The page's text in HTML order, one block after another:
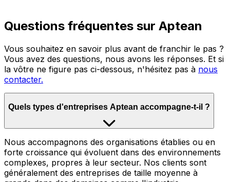
Questions fréquentes sur Aptean
Vous souhaitez en savoir plus avant de franchir le pas ?
Vous avez des questions, nous avons les réponses. Et si
la vôtre ne figure pas ci-dessous, n'hésitez pas à nous
contacter.
Quels types d'entreprises Aptean accompagne-t-il ?
Nous accompagnons des organisations établies ou en
forte croissance qui évoluent dans des environnements
complexes, propres à leur secteur. Nos clients sont
généralement des entreprises de taille moyenne à